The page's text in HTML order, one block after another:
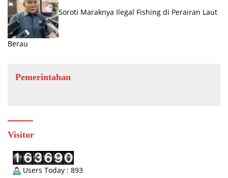
Soroti Maraknya Ilegal Fishing di Perairan Laut
Berau
Pemerintahan
Visitor
Users Today : 893